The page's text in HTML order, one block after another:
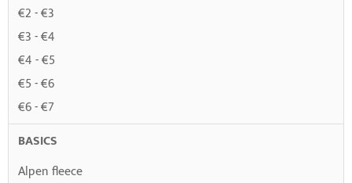
€2 - €3
€3 - €4
€4 - €5
€5 - €6
€6 - €7
BASICS
Alpen fleece